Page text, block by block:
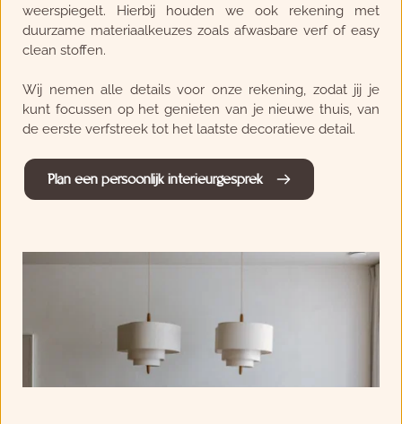
weerspiegelt. Hierbij houden we ook rekening met
duurzame materiaalkeuzes zoals afwasbare verf of easy
clean stoffen.
Wij nemen alle details voor onze rekening, zodat jij je
kunt focussen op het genieten van je nieuwe thuis, van
de eerste verfstreek tot het laatste decoratieve detail.
Plan een persoonlijk interieurgesprek